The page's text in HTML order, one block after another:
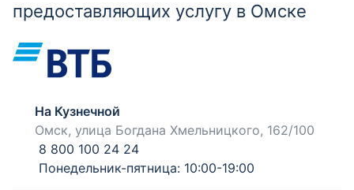
предоставляющих услугу в Омске
На Кузнечной
Омск, улица Богдана Хмельницкого, 162/100
8 800 100 24 24
Понедельник-пятница: 10:00-19:00